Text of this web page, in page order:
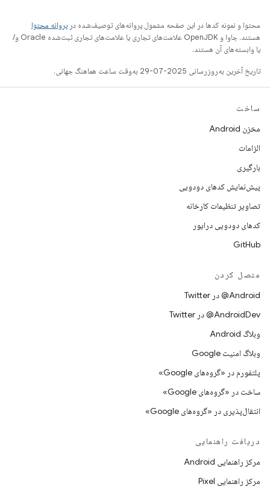
محتوا و نمونه کدها در این صفحه مشمول پروانه‌های توصیف‌شده در پروانه محتوا
هستند. جاوا و OpenJDK علامت‌های تجاری یا علامت‌های تجاری ثبت‌شده Oracle و/
یا وابسته‌های آن هستند.
تاریخ آخرین به‌روزرسانی 2025-07-29 به‌وقت ساعت هماهنگ جهانی.
ساخت
مخزن Android
الزامات
بارگیری
پیش‌نمایش کدهای دودویی
تصاویر تنظیمات کارخانه
کدهای دودویی درایور
GitHub
متصل کردن
Android@ در Twitter
AndroidDev@ در Twitter
وبلاگ Android
وبلاگ امنیت Google
پلتفورم در «گروه‌های Google»
ساخت در «گروه‌های Google»
انتقال‌پذیری در «گروه‌های Google»
دریافت راهنمایی
مرکز راهنمایی Android
مرکز راهنمایی Pixel